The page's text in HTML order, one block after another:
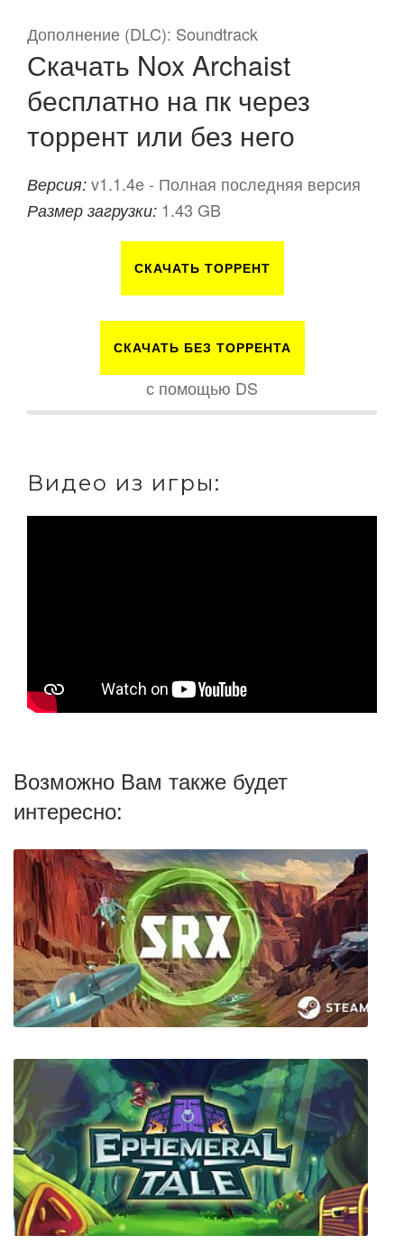
Дополнение (DLC): Soundtrack
Скачать Nox Archaist
бесплатно на пк через
торрент или без него
Версия: v1.1.4e - Полная последняя версия
Размер загрузки: 1.43 GB
СКАЧАТЬ ТОРРЕНТ
СКАЧАТЬ БЕЗ ТОРРЕНТА
с помощью DS
Видео из игры:
Возможно Вам также будет
интересно:
SRX: Sky Racing Experience